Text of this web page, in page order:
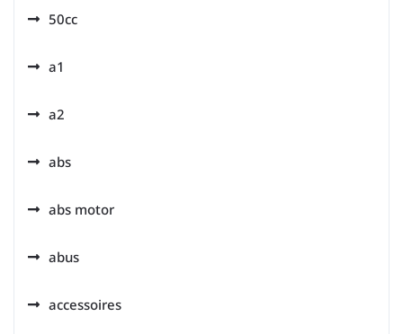
50cc
a1
a2
abs
abs motor
abus
accessoires